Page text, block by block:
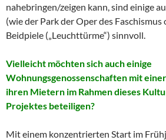
nahebringen/zeigen kann, sind einige
(wie der Park der Oper des
Beidpiele („Leuchttürme“) sinnvoll.
Vielleicht möchten sich auch einige
Wohnungsgenossenschaften mit
ihren Mietern im Rahmen dieses
Projektes beteiligen?
Mit einem konzentrierten Start im